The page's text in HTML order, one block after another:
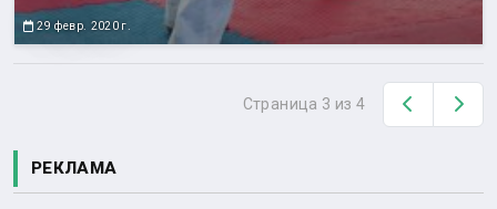
29 февр. 2020 г.
Страница 3 из 4 Назад
РЕКЛАМА